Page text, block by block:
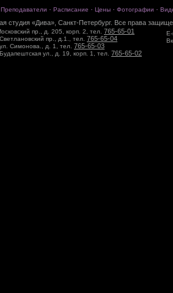
Преподаватели · Расписание · Цены · Фотографии ·
студия «Дива», Санкт-Петербург. Все права
пр., д. 205, корп. 2, тел. 765-65-01
пр., д.1., тел. 765-65-04
Симонова., д. 1, тел. 765-65-03
ул., д. 19, корп. 1, тел. 765-65-02